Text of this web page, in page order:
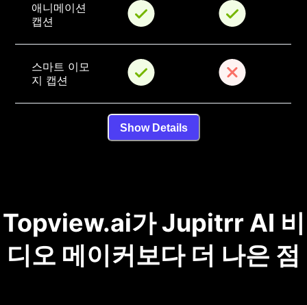
애니메이션
캡션
스마트 이모
지 캡션
Show Details
Topview.ai가 Jupitrr AI 비
디오 메이커보다 더 나은 점